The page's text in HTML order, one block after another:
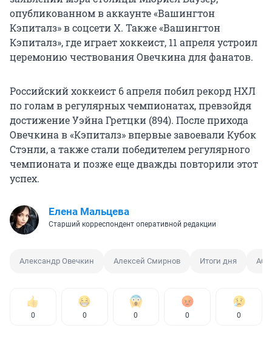
опубликованном в аккаунте «Вашингтон
Кэпиталз» в соцсети Х. Также «Вашингтон
Кэпиталз», где играет хоккеист, 11 апреля устроил
церемонию чествования Овечкина для фанатов.
Российский хоккеист 6 апреля побил рекорд НХЛ
по голам в регулярных чемпионатах, превзойдя
достижение Уэйна Гретцки (894). После прихода
Овечкина в «Кэпиталз» впервые завоевали Кубок
Стэнли, а также стали победителем регулярного
чемпионата и позже еще дважды повторили этот
успех.
Елена Мальцева
Старший корреспондент оперативной редакции
Александр Овечкин Алексей Смирнов Итоги дня
0 0 0 0 0